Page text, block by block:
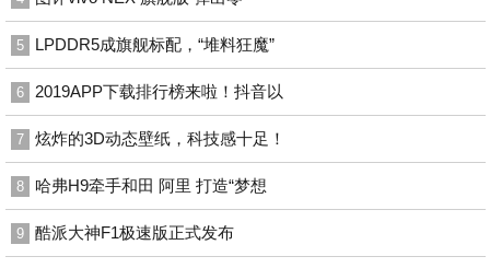
5 LPDDR5成旗舰标配，“堆料狂魔”
6 2019APP下载排行榜来啦！抖音以
7 炫炸的3D动态壁纸，科技感十足！
8 哈弗H9牵手和田 阿里 打造“梦想
9 酷派大神F1极速版正式发布